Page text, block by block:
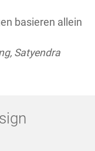
basieren allein
Satyendra